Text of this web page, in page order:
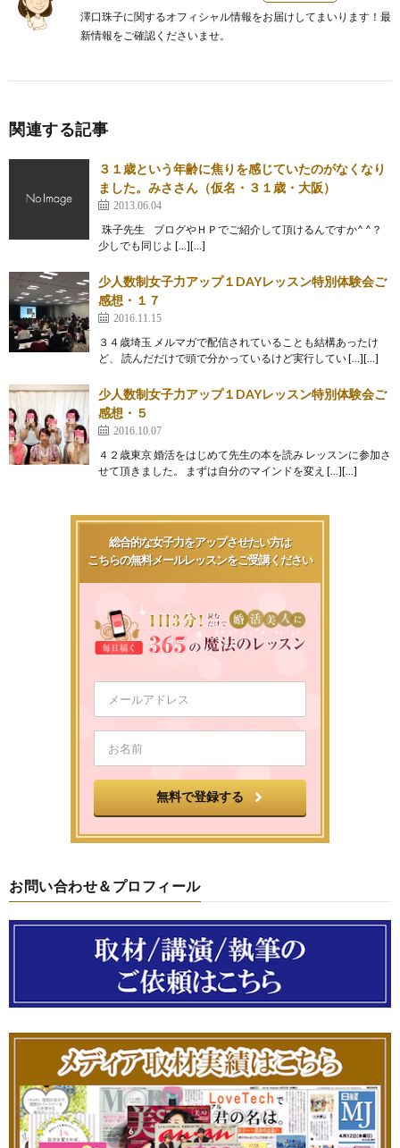
澤口珠子に関するオフィシャル情報をお届けしてまいります！最
新情報をご確認くださいませ。
関連する記事
３１歳という年齢に焦りを感じていたのがなくなり
ました。みささん（仮名・３１歳・大阪）
2013.06.04
珠子先生 ブログやＨＰでご紹介して頂けるんですか^ ^？
少しでも同じよ […][…]
少人数制女子力アップ１DAYレッスン特別体験会ご
感想・１７
2016.11.15
３４歳埼玉 メルマガで配信されていることも結構あったけ
ど、 読んだだけで頭で分かっているけど実行してい […][…]
少人数制女子力アップ１DAYレッスン特別体験会ご
感想・５
2016.10.07
４２歳東京 婚活をはじめて先生の本を読み レッスンに参加さ
せて頂きました。 まずは自分のマインドを変え […][…]
総合的な女子力をアップさせたい方は
こちらの無料メールレッスンをご受講ください
お問い合わせ＆プロフィール